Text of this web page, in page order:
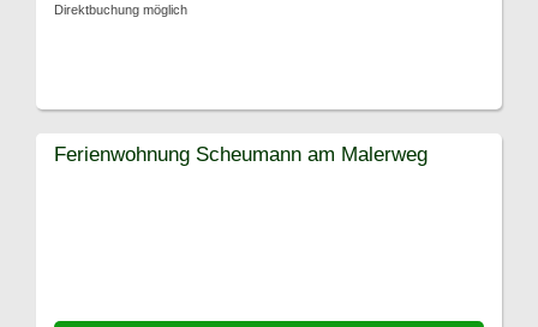
Direktbuchung möglich
Ferienwohnung Scheumann am Malerweg